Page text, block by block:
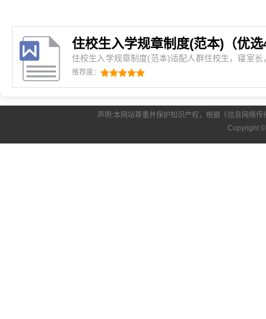
住校生入学规章制度(范本)（优
住校生入学规章制度(范本)适配人群住校生，寝室
管理，夜间就寝监管，宿舍安全防范制定背景学生
推荐度：
声明:本网站尊重并保护知识产权，根据《信息网络
Copyright